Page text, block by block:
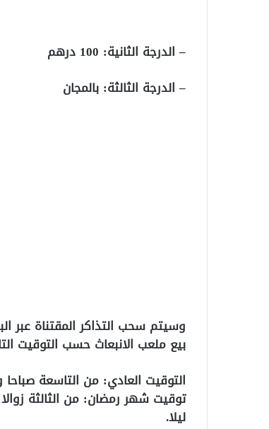
– الدرجة الثانية: 100 درهم
– الدرجة الثالثة: بالمجان
بيع ملعب الانبعاث حسب التوقيت
التوقيت العادي: من التاسعة صباحا
توقيت شهر رمضان: من الثالثة
ليلا.